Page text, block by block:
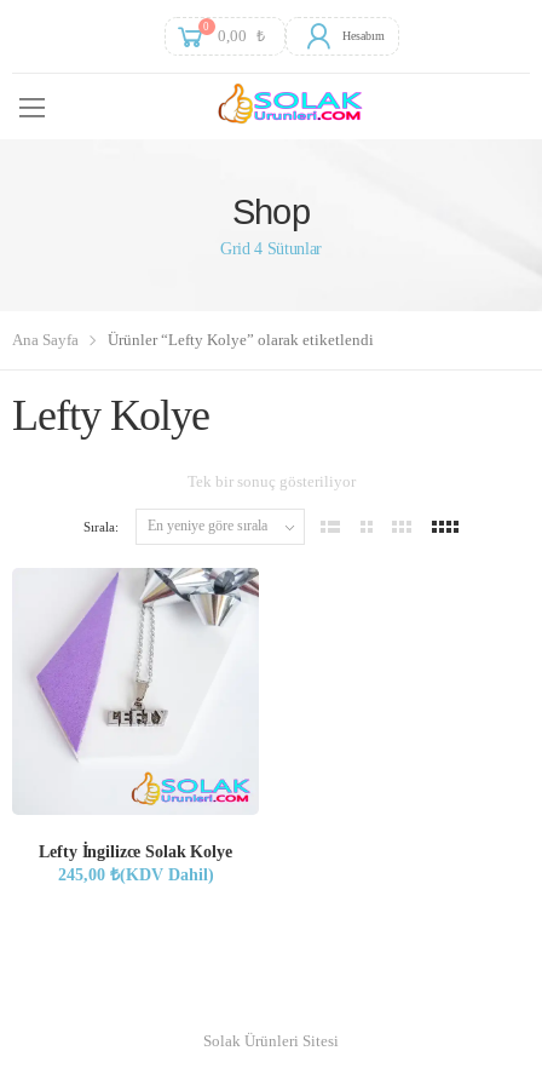
0
0,00 ₺ Hesabım
Shop
Grid 4 Sütunlar
Ana Sayfa Ürünler “Lefty Kolye” olarak etiketlendi
Lefty Kolye
Tek bir sonuç gösteriliyor
Sırala:
Lefty İngilizce Solak Kolye
245,00 ₺(KDV Dahil)
Solak Ürünleri Sitesi